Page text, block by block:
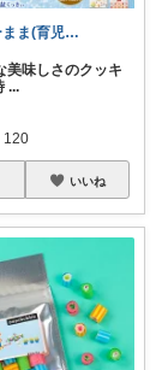
あぷーまま(育児グッズ×ママグッズ)
美味しさのクッキ
...
120
いいね